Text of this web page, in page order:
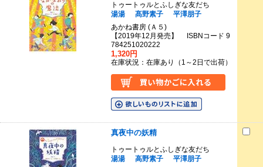
トゥートゥルとふしぎな友だち
湯湯
髙野素子
平澤朋子
あかね書房 (Ａ５)
【2019年12月発売】 ISBNコード 9
784251020222
1,320円
在庫状況：在庫あり（1～2日で出荷）
真夜中の妖精
トゥートゥルとふしぎな友だち
湯湯
高野素子
平澤朋子